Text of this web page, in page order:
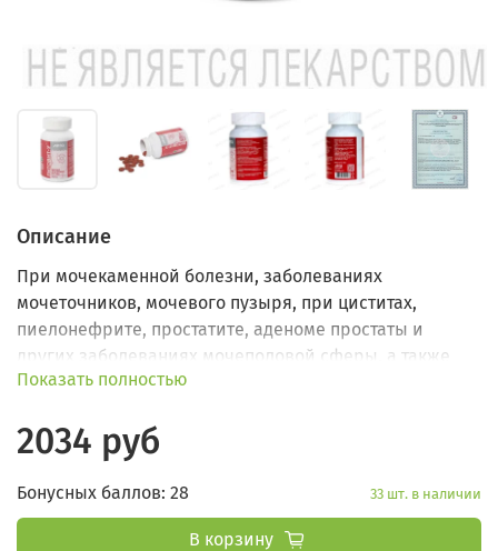
Описание
При мочекаменной болезни, заболеваниях
мочеточников, мочевого пузыря, при циститах,
пиелонефрите, простатите, аденоме простаты и
других заболеваниях мочеполовой сферы, а также
при заболеваниях суставов, связанных с нарушением
Показать полностью
2034 руб
Бонусных баллов: 28 33 шт. в наличии
В корзину